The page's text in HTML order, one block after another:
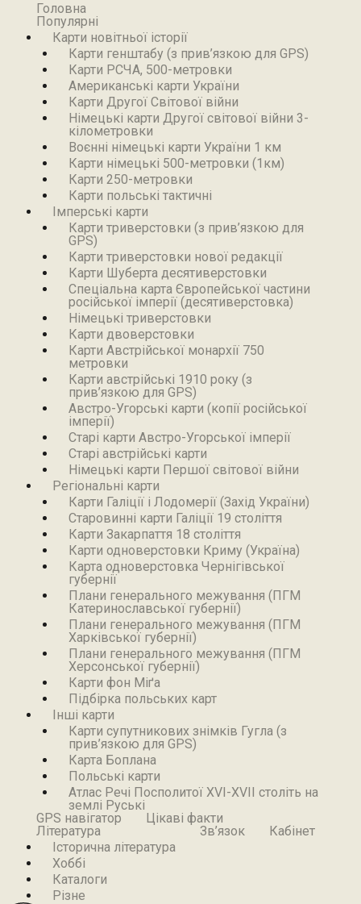
Головна
Популярні
Карти новітньої історії
Карти генштабу (з прив’язкою для GPS)
Карти РСЧА, 500-метровки
Американські карти України
Карти Другої Світової війни
Німецькі карти Другої світової війни 3-
кілометровки
Воєнні німецькі карти України 1 км
Карти німецькі 500-метровки (1км)
Карти 250-метровки
Карти польські тактичні
Імперські карти
Карти триверстовки (з прив’язкою для
GPS)
Карти триверстовки нової редакції
Карти Шуберта десятиверстовки
Спеціальна карта Європейської частини
російської імперії (десятиверстовка)
Німецькі триверстовки
Карти двоверстовки
Карти Австрійської монархії 750
метровки
Карти австрійські 1910 року (з
прив’язкою для GPS)
Австро-Угорські карти (копії російської
імперії)
Старі карти Австро-Угорської імперії
Старі австрійські карти
Німецькі карти Першої світової війни
Регіональні карти
Карти Галіції і Лодомерії (Захід України)
Старовинні карти Галіції 19 століття
Карти Закарпаття 18 століття
Карти одноверстовки Криму (Україна)
Карта одноверстовка Чернігівської
губернії
Плани генерального межування (ПГМ
Катеринославської губернії)
Плани генерального межування (ПГМ
Харківської губернії)
Плани генерального межування (ПГМ
Херсонської губернії)
Карти фон Міґа
Підбірка польських карт
Інші карти
Карти супутникових знімків Гугла (з
прив’язкою для GPS)
Карта Боплана
Польські карти
Атлас Речі Посполитої XVI-XVII століть на
землі Руські
GPS навігатор
Цікаві факти
Література
Історична література
Хоббі
Каталоги
Різне
Зв’язок Кабінет